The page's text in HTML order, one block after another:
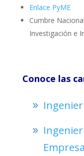
Enlace PyME
Cumbre
Investigación e
Conoce las